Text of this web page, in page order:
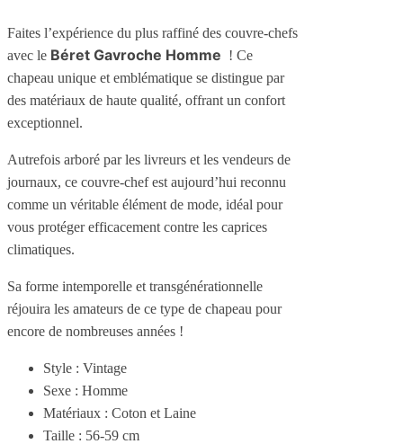
Faites l’expérience du plus raffiné des couvre-chefs
avec le Béret Gavroche Homme ! Ce
chapeau unique et emblématique se distingue par
des matériaux de haute qualité, offrant un confort
exceptionnel.
Autrefois arboré par les livreurs et les vendeurs de
journaux, ce couvre-chef est aujourd’hui reconnu
comme un véritable élément de mode, idéal pour
vous protéger efficacement contre les caprices
climatiques.
Sa forme intemporelle et transgénérationnelle
réjouira les amateurs de ce type de chapeau pour
encore de nombreuses années !
Style : Vintage
Sexe : Homme
Matériaux : Coton et Laine
Taille : 56-59 cm